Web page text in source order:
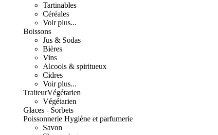
Tartinables
Céréales
Voir plus...
Boissons
Jus & Sodas
Bières
Vins
Alcools & spiritueux
Cidres
Voir plus...
TraiteurVégétarien
Végétarien
Glaces - Sorbets
Poissonnerie Hygiène et parfumerie
Savon